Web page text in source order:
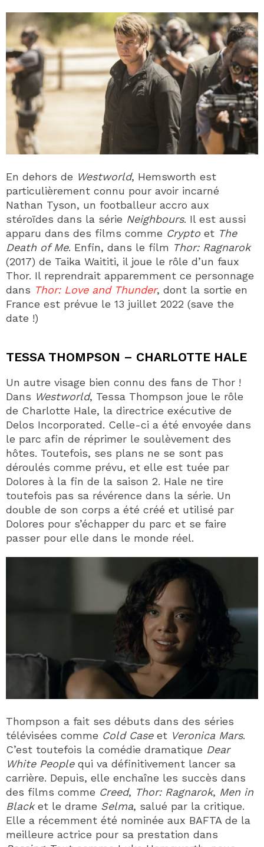
En dehors de Westworld, Hemsworth est
particulièrement connu pour avoir incarné
Nathan Tyson, un footballeur accro aux
stéroïdes dans la série Neighbours. Il est aussi
apparu dans des films comme Crypto et The
Death of Me. Enfin, dans le film Thor: Ragnarok
(2017) de Taika Waititi, il joue le rôle d’un faux
Thor. Il reprendrait apparemment ce personnage
dans Thor: Love and Thunder, dont la sortie en
France est prévue le 13 juillet 2022 (save the
date !)
TESSA THOMPSON – CHARLOTTE HALE
Un autre visage bien connu des fans de Thor !
Dans Westworld, Tessa Thompson joue le rôle
de Charlotte Hale, la directrice exécutive de
Delos Incorporated. Celle-ci a été envoyée dans
le parc afin de réprimer le soulèvement des
hôtes. Toutefois, ses plans ne se sont pas
déroulés comme prévu, et elle est tuée par
Dolores à la fin de la saison 2. Hale ne tire
toutefois pas sa révérence dans la série. Un
double de son corps a été créé et utilisé par
Dolores pour s’échapper du parc et se faire
passer pour elle dans le monde réel.
Thompson a fait ses débuts dans des séries
télévisées comme Cold Case et Veronica Mars.
C’est toutefois la comédie dramatique Dear
White People qui va définitivement lancer sa
carrière. Depuis, elle enchaîne les succès dans
des films comme Creed, Thor: Ragnarok, Men in
Blacket le drame Selma, salué par la critique.
Elle a récemment été nominée aux BAFTA de la
meilleure actrice pour sa prestation dans